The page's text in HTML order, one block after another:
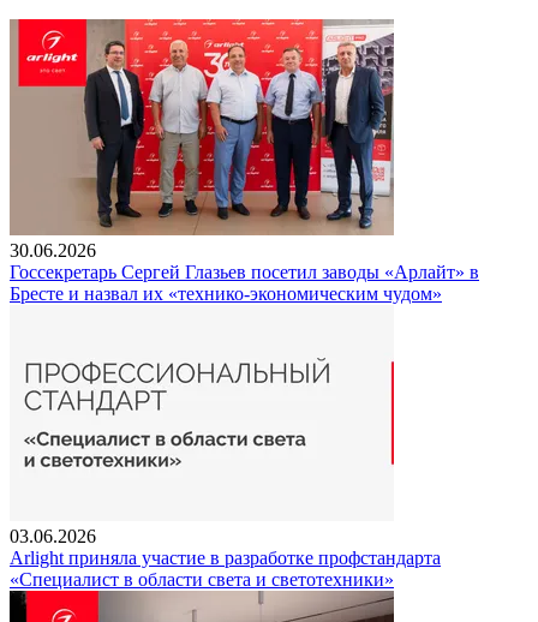
30.06.2026
Госсекретарь Сергей Глазьев посетил заводы «Арлайт» в
Бресте и назвал их «технико-экономическим чудом»
03.06.2026
Arlight приняла участие в разработке профстандарта
«Специалист в области света и светотехники»